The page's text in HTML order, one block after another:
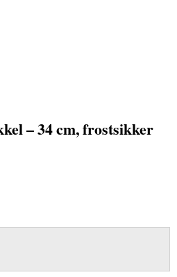
– 34 cm, frostsikker